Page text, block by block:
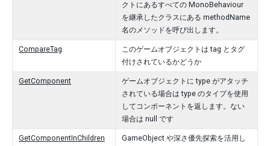
クトにあるすべての MonoBehaviour
を継承したクラスにある methodName
名のメソッドを呼び出します。
CompareTag
このゲームオブジェクトは tag とタグ
付けされているかどうか
GetComponent
ゲームオブジェクトに type がアタッチ
されている場合は type のタイプを使用
してコンポーネントを返します。ない
場合は null です
GetComponentInChildren
GameObject や深さ優先探索を活用し